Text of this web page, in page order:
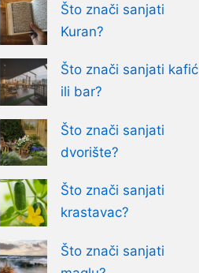
Što znači sanjati
Kuran?
Što znači sanjati kafić
ili bar?
Što znači sanjati
dvorište?
Što znači sanjati
krastavac?
Što znači sanjati